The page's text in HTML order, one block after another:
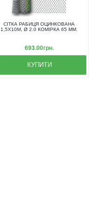
СІТКА РАБИЦЯ ОЦИНКОВАНА
1,5X10М, Ø 2.0 КОМІРКА 65 ММ.
693.00грн.
КУПИТИ